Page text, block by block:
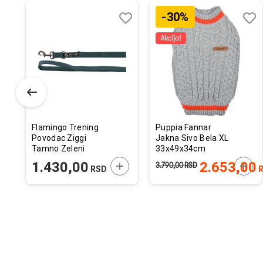
U KORPU
Flamingo Trening
Povodac Ziggi
Tamno Zeleni
1.430,00 RSD DODAJTE U KORPU
listu
želja
-30%
Puppia Fannar
Jakna Sivo Bela XL
33x49x34cm
2.653,00
3.790,00RSD